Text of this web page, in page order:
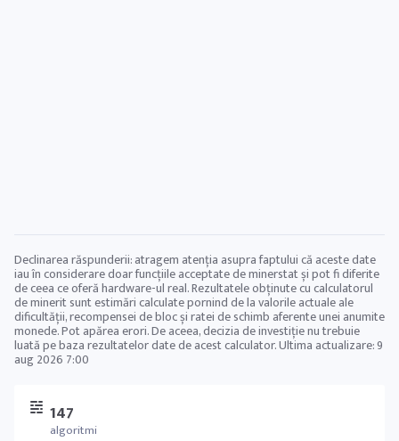
147
algoritmi
Declinarea răspunderii: atragem atenția asupra faptului că aceste date
iau în considerare doar funcțiile acceptate de minerstat și pot fi diferite
de ceea ce oferă hardware-ul real. Rezultatele obținute cu calculatorul
de minerit sunt estimări calculate pornind de la valorile actuale ale
dificultății, recompensei de bloc și ratei de schimb aferente unei anumite
monede. Pot apărea erori. De aceea, decizia de investiție nu trebuie
luată pe baza rezultatelor date de acest calculator. Ultima actualizare:9
aug 2026 7:00